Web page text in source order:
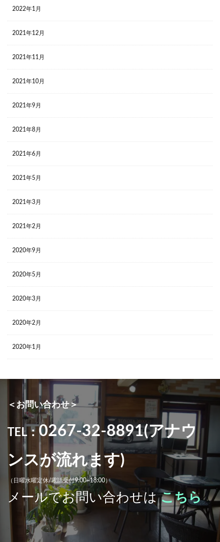
2022年1月
2021年12月
2021年11月
2021年10月
2021年9月
2021年8月
2021年6月
2021年5月
2021年3月
2021年2月
2020年9月
2020年5月
2020年3月
2020年2月
2020年1月
＜お問い合わせ＞
TEL： 0267-32-8891(アナウ
ンスが流れます)
（日曜水曜定休/電話受付9:00~18:00）
メールでお問い合わせはこちら